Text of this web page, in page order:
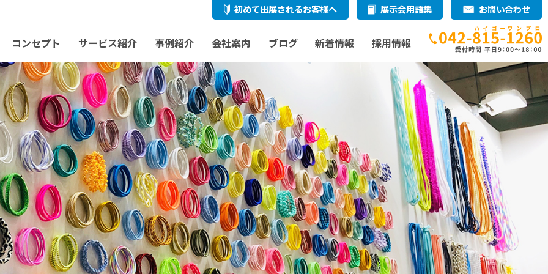
初めて出展されるお客様へ 展示会用語集 お問い合わせ
コンセプト サービス紹介 事例紹介 会社案内 ブログ 新着情報 採用情報